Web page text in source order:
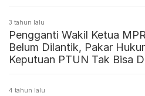
3 tahun lalu
Pengganti Wakil Ketua
Belum Dilantik, Pakar
Keputuan PTUN Tak Bisa
4 tahun lalu